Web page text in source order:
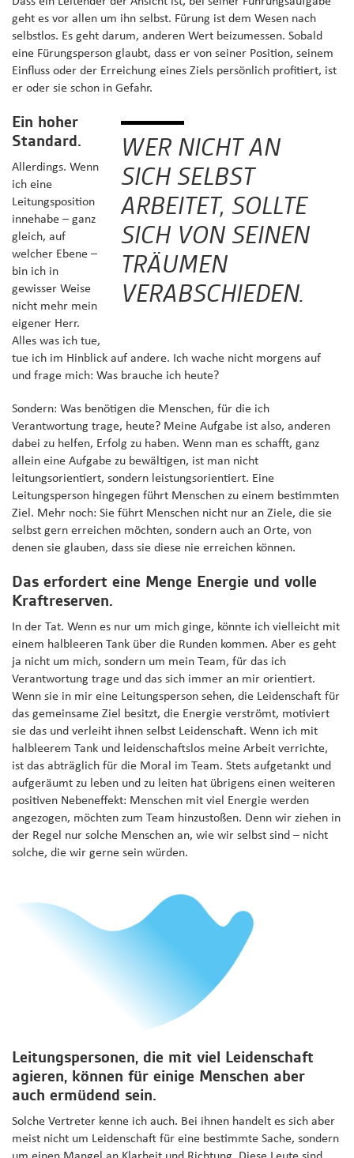
geht es vor allen um ihn selbst. Fürung ist dem Wesen nach
selbstlos. Es geht darum, anderen Wert beizumessen. Sobald
eine Fürungsperson glaubt, dass er von seiner Position, seinem
Einfluss oder der Erreichung eines Ziels persönlich profitiert, ist
er oder sie schon in Gefahr.
WER NICHT AN
SICH SELBST
ARBEITET, SOLLTE
SICH VON SEINEN
TRÄUMEN
VERABSCHIEDEN.
Ein hoher
Standard.
Allerdings. Wenn
ich eine
Leitungsposition
innehabe – ganz
gleich, auf
welcher Ebene –
bin ich in
gewisser Weise
nicht mehr mein
eigener Herr.
Alles was ich tue,
tue ich im Hinblick auf andere. Ich wache nicht morgens auf
und frage mich: Was brauche ich heute?
Sondern: Was benötigen die Menschen, für die ich
Verantwortung trage, heute? Meine Aufgabe ist also, anderen
dabei zu helfen, Erfolg zu haben. Wenn man es schafft, ganz
allein eine Aufgabe zu bewältigen, ist man nicht
leitungsorientiert, sondern leistungsorientiert. Eine
Leitungsperson hingegen führt Menschen zu einem bestimmten
Ziel. Mehr noch: Sie führt Menschen nicht nur an Ziele, die sie
selbst gern erreichen möchten, sondern auch an Orte, von
denen sie glauben, dass sie diese nie erreichen können.
Das erfordert eine Menge Energie und volle
Kraftreserven.
In der Tat. Wenn es nur um mich ginge, könnte ich vielleicht mit
einem halbleeren Tank über die Runden kommen. Aber es geht
ja nicht um mich, sondern um mein Team, für das ich
Verantwortung trage und das sich immer an mir orientiert.
Wenn sie in mir eine Leitungsperson sehen, die Leidenschaft für
das gemeinsame Ziel besitzt, die Energie verströmt, motiviert
sie das und verleiht ihnen selbst Leidenschaft. Wenn ich mit
halbleerem Tank und leidenschaftslos meine Arbeit verrichte,
ist das abträglich für die Moral im Team. Stets aufgetankt und
aufgeräumt zu leben und zu leiten hat übrigens einen weiteren
positiven Nebeneffekt: Menschen mit viel Energie werden
angezogen, möchten zum Team hinzustoßen. Denn wir ziehen in
der Regel nur solche Menschen an, wie wir selbst sind – nicht
solche, die wir gerne sein würden.
Leitungspersonen, die mit viel Leidenschaft
agieren, können für einige Menschen aber
auch ermüdend sein.
Solche Vertreter kenne ich auch. Bei ihnen handelt es sich aber
meist nicht um Leidenschaft für eine bestimmte Sache, sondern